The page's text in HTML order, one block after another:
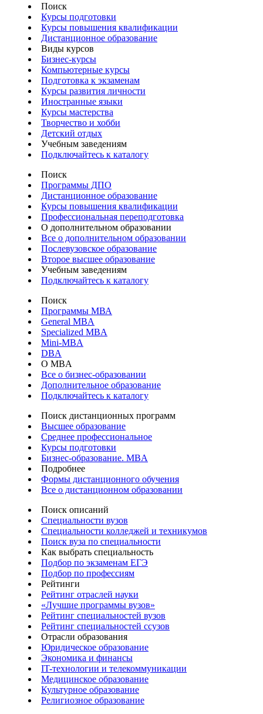
Поиск
Курсы подготовки
Курсы повышения квалификации
Дистанционное образование
Виды курсов
Бизнес-курсы
Компьютерные курсы
Подготовка к экзаменам
Курсы развития личности
Иностранные языки
Курсы мастерства
Творчество и хобби
Детский отдых
Учебным заведениям
Подключайтесь к каталогу
Поиск
Программы ДПО
Дистанционное образование
Курсы повышения квалификации
Профессиональная переподготовка
О дополнительном образовании
Все о дополнительном образовании
Послевузовское образование
Второе высшее образование
Учебным заведениям
Подключайтесь к каталогу
Поиск
Программы МВА
General MBA
Specialized MBA
Mini-MBA
DBA
О MBA
Все о бизнес-образовании
Дополнительное образование
Подключайтесь к каталогу
Поиск дистанционных программ
Высшее образование
Среднее профессиональное
Курсы подготовки
Бизнес-образование. MBA
Подробнее
Формы дистанционного обучения
Все о дистанционном образовании
Поиск описаний
Специальности вузов
Специальности колледжей и техникумов
Поиск вуза по специальности
Как выбрать специальность
Подбор по экзаменам ЕГЭ
Подбор по профессиям
Рейтинги
Рейтинг отраслей науки
«Лучшие программы вузов»
Рейтинг специальностей вузов
Рейтинг специальностей ссузов
Отрасли образования
Юридическое образование
Экономика и финансы
IT-технологии и телекоммуникации
Медицинское образование
Культурное образование
Религиозное образование